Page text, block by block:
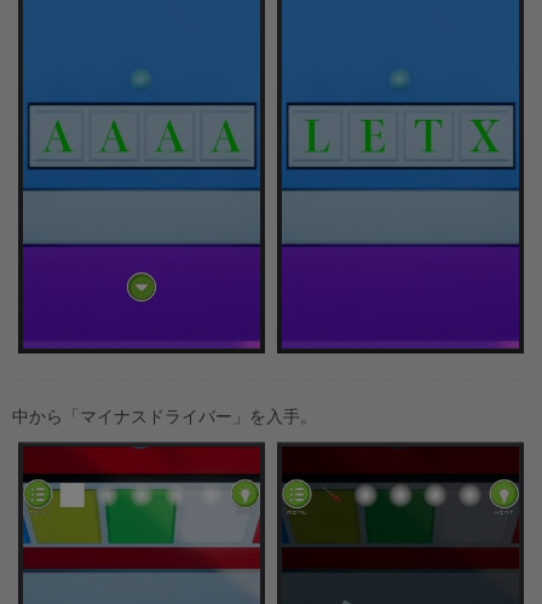
中から「マイナスドライバー」を入手。